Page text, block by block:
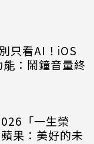
只看AI！iOS
：鬧鐘音量終
「一生榮
果：美好的未